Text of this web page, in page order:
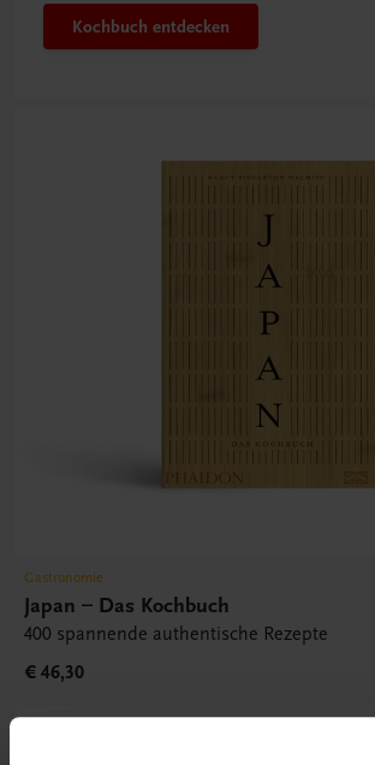
Kochbuch entdecken
Gastronomie
Japan – Das Kochbuch
400 spannende authentische Rezepte
€ 46,30